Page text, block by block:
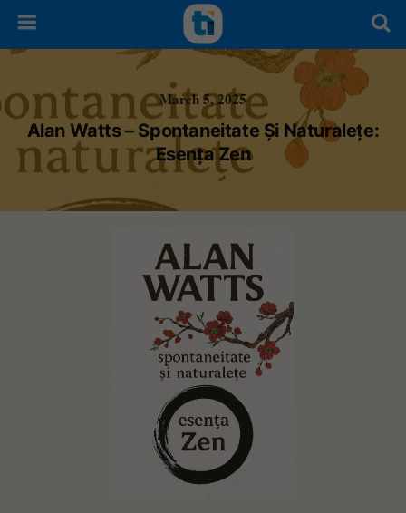
March 5, 2025
Alan Watts – Spontaneitate Și Naturalețe:
Esența Zen